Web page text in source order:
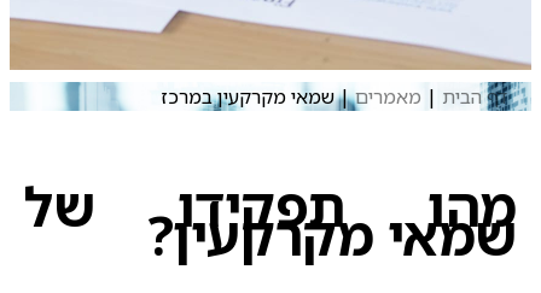
דף הבית | מאמרים|שמאי מקרקעין במרכז
מהו תפקידו של
שמאי מקרקעין?